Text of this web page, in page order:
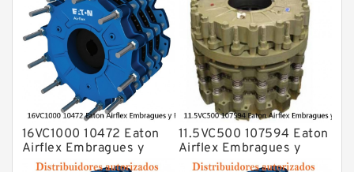
16VC1000 10472 Eaton
Airflex Embragues y
Frenos
11.5VC500 107594 Eaton
Airflex Embragues y
Frenos